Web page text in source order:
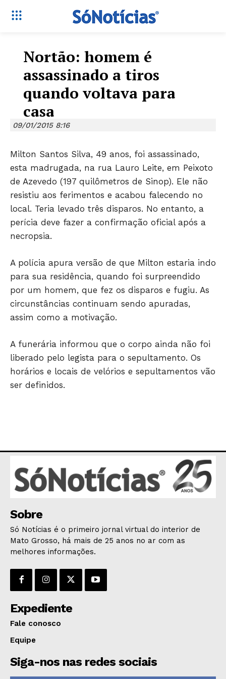
Só Notícias
JUNTE-SE NO WHATSAPP
ESPORTES
ECONOMIA
GERAL
EDUCAÇÃO
SAÚDE
ÚLTIMAS NOTÍCIAS
Nortão: homem é
assassinado a tiros
quando voltava para
casa
09/01/2015 8:16
Milton Santos Silva, 49 anos, foi assassinado,
esta madrugada, na rua Lauro Leite, em Peixoto
de Azevedo (197 quilômetros de Sinop). Ele não
resistiu aos ferimentos e acabou falecendo no
local. Teria levado três disparos. No entanto, a
perícia deve fazer a confirmação oficial após a
necropsia.
A polícia apura versão de que Milton estaria indo
para sua residência, quando foi surpreendido
por um homem, que fez os disparos e fugiu. As
circunstâncias continuam sendo apuradas,
assim como a motivação.
A funerária informou que o corpo ainda não foi
liberado pelo legista para o sepultamento. Os
horários e locais de velórios e sepultamentos vão
ser definidos.
Sobre
Só Notícias é o primeiro jornal virtual do interior de
Mato Grosso, há mais de 25 anos no ar com as
melhores informações.
Expediente
Fale conosco
Equipe
Siga-nos nas redes sociais